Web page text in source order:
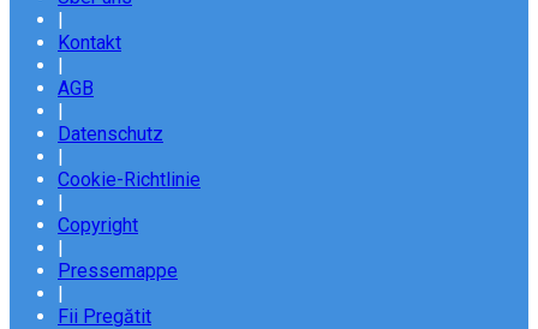
|
Kontakt
|
AGB
|
Datenschutz
|
Cookie-Richtlinie
|
Copyright
|
Pressemappe
|
Fii Pregătit